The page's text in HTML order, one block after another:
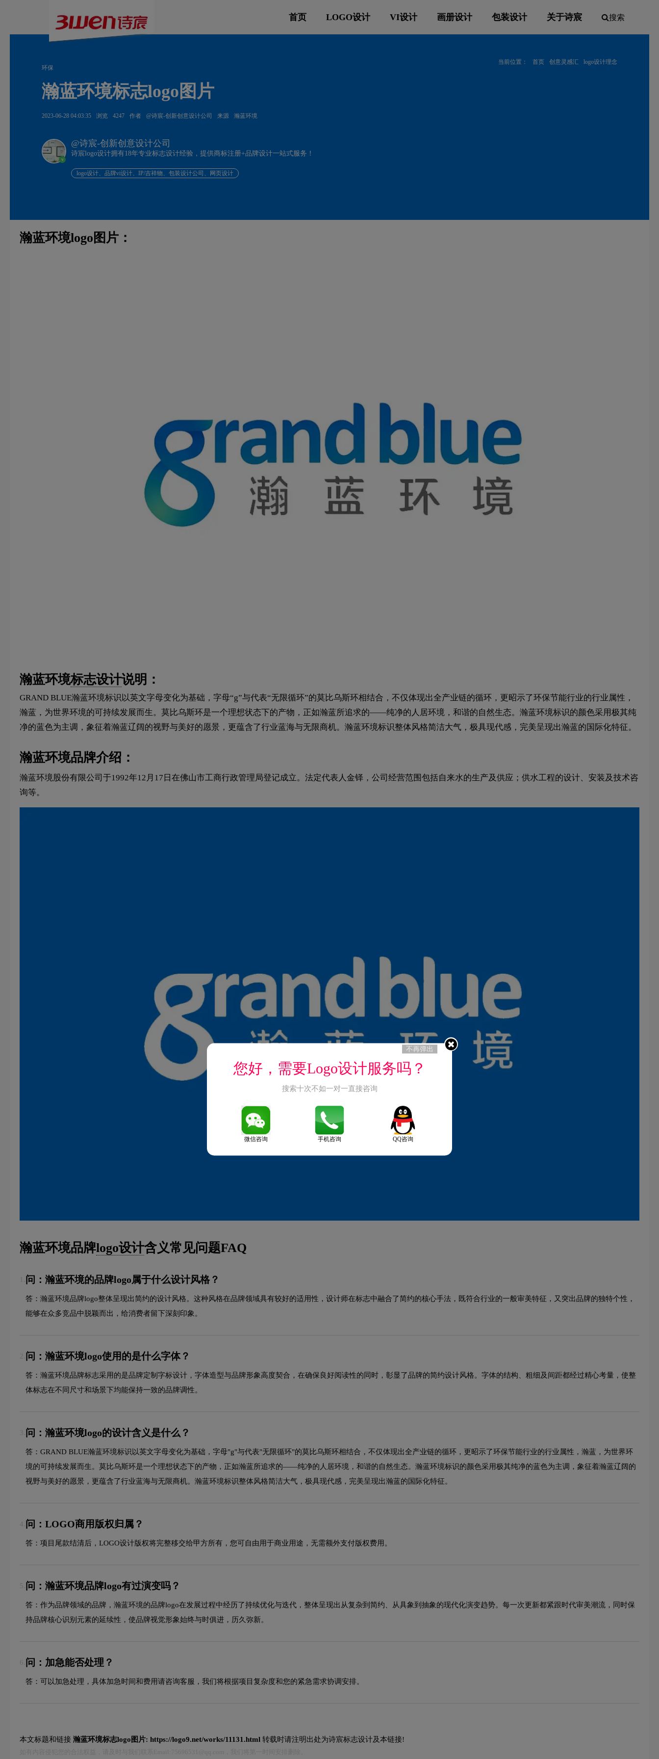
首页 LOGO设计 VI设计 画册设计 包装设计 关于诗宸 搜索
当前位置： 首页 创意灵感汇
logo设计理念
环保
瀚蓝环境标志logo图片
2023-06-28 04:03:35 浏览 4247 作者 @诗宸-创新创意设计公司 来源 瀚蓝环境
v
@诗宸-创新创意设计公司
诗宸logo设计拥有18年专业标志设计经验，提供商标注册+品牌设计一站式服务！
logo设计、品牌vi设计、IP/吉祥物、包装设计公司、网页设计
瀚蓝环境logo图片：
瀚蓝环境标志设计说明：
GRAND BLUE瀚蓝环境标识以英文字母变化为基础，字母“g”与代表“无限循环”的莫比乌斯环相结合，不仅体现出全产业链的循环，更昭示了环保节能行业的行业属性，
瀚蓝，为世界环境的可持续发展而生。莫比乌斯环是一个理想状态下的产物，正如瀚蓝所追求的——纯净的人居环境，和谐的自然生态。瀚蓝环境标识的颜色采用极其纯
净的蓝色为主调，象征着瀚蓝辽阔的视野与美好的愿景，更蕴含了行业蓝海与无限商机。瀚蓝环境标识整体风格简洁大气，极具现代感，完美呈现出瀚蓝的国际化特征。
瀚蓝环境品牌介绍：
瀚蓝环境股份有限公司于1992年12月17日在佛山市工商行政管理局登记成立。法定代表人金铎，公司经营范围包括自来水的生产及供应；供水工程的设计、安装及技术咨
询等。
瀚蓝环境品牌logo设计含义常见问题FAQ
问：瀚蓝环境的品牌logo属于什么设计风格？
答：瀚蓝环境品牌logo整体呈现出简约的设计风格。这种风格在品牌领域具有较好的适用性，设计师在标志中融合了简约的核心手法，既符合行业的一般审美特征，又突出品牌的独特个性，
能够在众多竞品中脱颖而出，给消费者留下深刻印象。
2. 问：瀚蓝环境logo使用的是什么字体？
答：瀚蓝环境品牌标志采用的是品牌定制字标设计，字体造型与品牌形象高度契合，在确保良好阅读性的同时，彰显了品牌的简约设计风格。字体的结构、粗细及间距都经过精心考量，使整
体标志在不同尺寸和场景下均能保持一致的品牌调性。
3. 问：瀚蓝环境logo的设计含义是什么？
答：GRAND BLUE瀚蓝环境标识以英文字母变化为基础，字母"g"与代表"无限循环"的莫比乌斯环相结合，不仅体现出全产业链的循环，更昭示了环保节能行业的行业属性，瀚蓝，为世界环
境的可持续发展而生。莫比乌斯环是一个理想状态下的产物，正如瀚蓝所追求的——纯净的人居环境，和谐的自然生态。瀚蓝环境标识的颜色采用极其纯净的蓝色为主调，象征着瀚蓝辽阔的
视野与美好的愿景，更蕴含了行业蓝海与无限商机。瀚蓝环境标识整体风格简洁大气，极具现代感，完美呈现出瀚蓝的国际化特征。
4. 问：LOGO商用版权归属？
答：项目尾款结清后，LOGO设计版权将完整移交给甲方所有，您可自由用于商业用途，无需额外支付版权费用。
5. 问：瀚蓝环境品牌logo有过演变吗？
答：作为品牌领域的品牌，瀚蓝环境的品牌logo在发展过程中经历了持续优化与迭代，整体呈现出从复杂到简约、从具象到抽象的现代化演变趋势。每一次更新都紧跟时代审美潮流，同时保
持品牌核心识别元素的延续性，使品牌视觉形象始终与时俱进，历久弥新。
6. 问：加急能否处理？
答：可以加急处理，具体加急时间和费用请咨询客服，我们将根据项目复杂度和您的紧急需求协调安排。
本文标题和链接 瀚蓝环境标志logo图片: https://logo9.net/works/11131.html 转载时请注明出处为诗宸标志设计及本链接!
不再弹出
您好，需要Logo设计服务吗？
搜索十次不如一对一直接咨询
微信咨询 手机咨询 QQ咨询